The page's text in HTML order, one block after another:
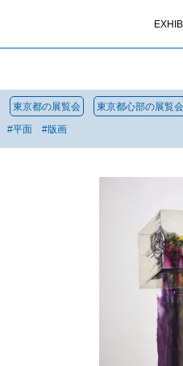
東京都の展覧会 東京都心部の展覧会
#平面 #版画